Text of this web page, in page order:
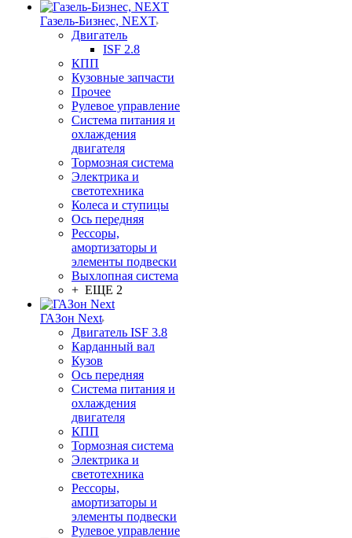
Газель-Бизнес, NEXT
Двигатель
ISF 2.8
КПП
Кузовные запчасти
Прочее
Рулевое управление
Система питания и
охлаждения
двигателя
Тормозная система
Электрика и
светотехника
Колеса и ступицы
Ось передняя
Рессоры,
амортизаторы и
элементы подвески
Выхлопная система
+ ЕЩЕ 2
ГАЗон Next
Двигатель ISF 3.8
Карданный вал
Кузов
Ось передняя
Система питания и
охлаждения
двигателя
КПП
Тормозная система
Электрика и
светотехника
Рессоры,
амортизаторы и
элементы подвески
Рулевое управление